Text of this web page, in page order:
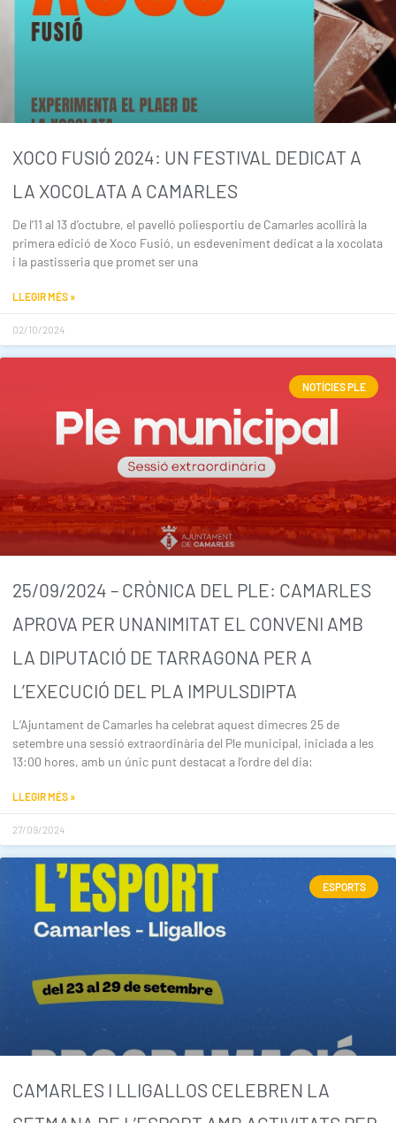
XOCO FUSIÓ 2024: UN FESTIVAL DEDICAT A
LA XOCOLATA A CAMARLES
De l’11 al 13 d’octubre, el pavelló poliesportiu de Camarles acollirà la
primera edició de Xoco Fusió, un esdeveniment dedicat a la xocolata
i la pastisseria que promet ser una
LLEGIR MÉS »
02/10/2024
NOTÍCIES PLE
25/09/2024 – CRÒNICA DEL PLE: CAMARLES
APROVA PER UNANIMITAT EL CONVENI AMB
LA DIPUTACIÓ DE TARRAGONA PER A
L’EXECUCIÓ DEL PLA IMPULSDIPTA
L’Ajuntament de Camarles ha celebrat aquest dimecres 25 de
setembre una sessió extraordinària del Ple municipal, iniciada a les
13:00 hores, amb un únic punt destacat a l’ordre del dia:
LLEGIR MÉS »
27/09/2024
ESPORTS
CAMARLES I LLIGALLOS CELEBREN LA